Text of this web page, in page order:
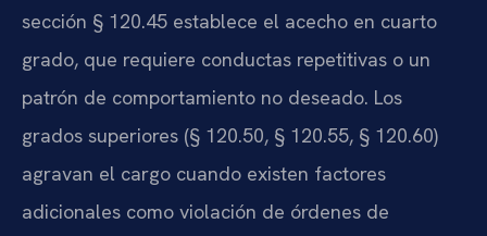
sección § 120.45 establece el acecho en cuarto
grado, que requiere conductas repetitivas o un
patrón de comportamiento no deseado. Los
grados superiores (§ 120.50, § 120.55, § 120.60)
agravan el cargo cuando existen factores
adicionales como violación de órdenes de